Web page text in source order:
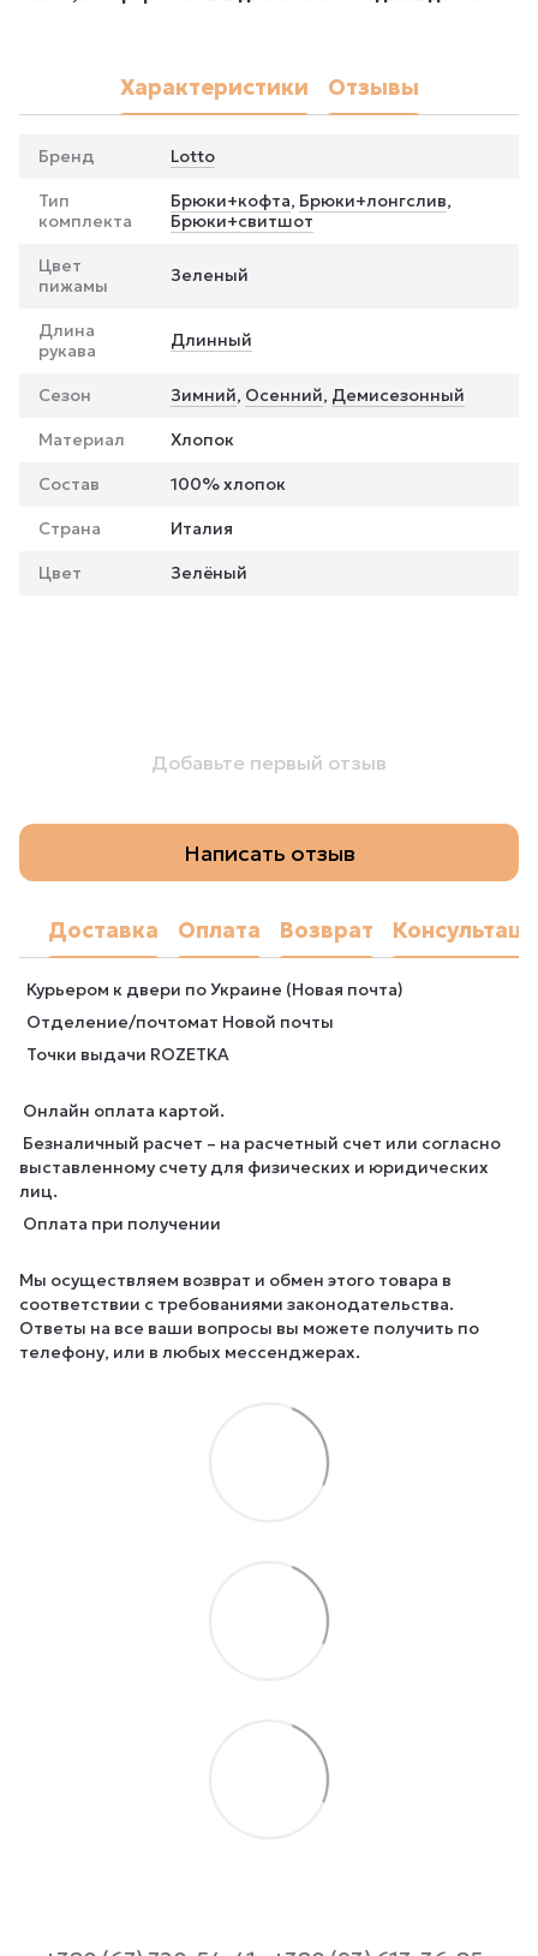
Характеристики Отзывы
Бренд Lotto
Тип
комплекта
Брюки+кофта, Брюки+лонгслив,
Брюки+свитшот
Цвет
пижамы
Зеленый
Длина
рукава
Длинный
Сезон Зимний, Осенний, Демисезонный
Материал Хлопок
Состав 100% хлопок
Страна Италия
Цвет Зелёный
Добавьте первый отзыв
Написать отзыв
Доставка Оплата Возврат
Курьером к двери по Украине (Новая почта)
Отделение/почтомат Новой почты
Точки выдачи ROZETKA
Онлайн оплата картой.
Безналичный расчет – на расчетный счет или согласно
выставленному счету для физических и юридических
лиц.
Оплата при получении
Мы осуществляем возврат и обмен этого товара в
соответствии с требованиями законодательства.
Ответы на все ваши вопросы вы можете получить по
телефону, или в любых мессенджерах.